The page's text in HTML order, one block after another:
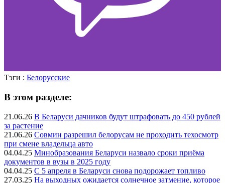
Тэги : Белорусские
В этом разделе:
21.06.26 В Беларуси дачников будут штрафовать до 450 рублей
за растение
21.06.26 Совмин разрешил белорусам не проходить техосмотр
при смене владельца авто
04.04.25 Минобразования Беларуси назвало сроки приёма
документов в вузы в 2025 году
04.04.25 С 5 апреля в Беларуси снова подорожает топливо
27.03.25 На выходных ожидается солнечное затмение, которое